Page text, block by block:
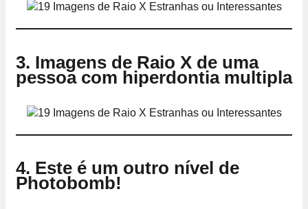
3. Imagens de Raio X de uma
pessoa com hiperdontia multipla
4. Este é um outro nível de
Photobomb!